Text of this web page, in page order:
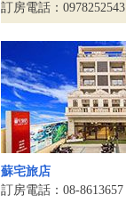
訂房電話：0978252543
蘇宅旅店
訂房電話：08-8613657